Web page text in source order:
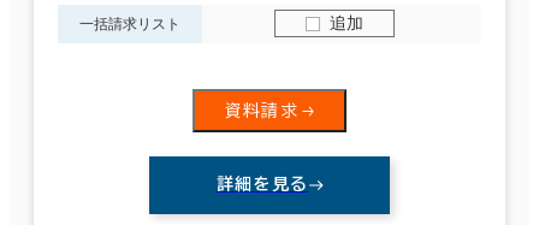
一括請求リスト 追加
資料請求
詳細を見る